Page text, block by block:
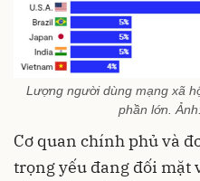
Lượng người dùng mạng xã
phần lớn.
Cơ quan chính phủ và
trọng yếu đang đối mặt